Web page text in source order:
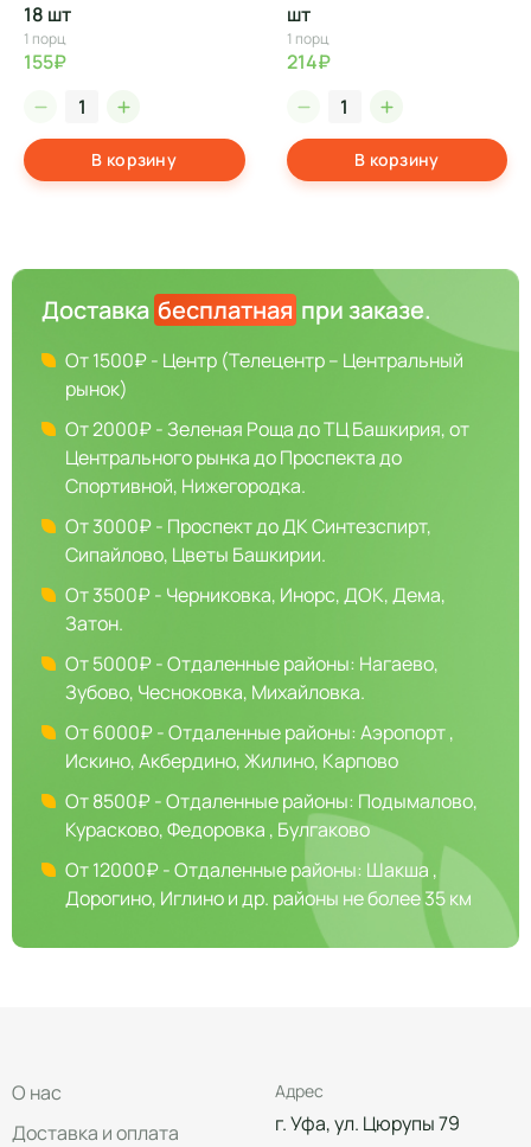
18 шт
1 порц
155₽
В корзину
шт
1 порц
214₽
В корзину
Доставка бесплатная при заказе.
От 1500₽ - Центр (Телецентр – Центральный
рынок)
От 2000₽ - Зеленая Роща до ТЦ Башкирия, от
Центрального рынка до Проспекта до
Спортивной, Нижегородка.
От 3000₽ - Проспект до ДК Синтезспирт,
Сипайлово, Цветы Башкирии.
От 3500₽ - Черниковка, Инорс, ДОК, Дема,
Затон.
От 5000₽ - Отдаленные районы: Нагаево,
Зубово, Чесноковка, Михайловка.
От 6000₽ - Отдаленные районы: Аэропорт ,
Искино, Акбердино, Жилино, Карпово
От 8500₽ - Отдаленные районы: Подымалово,
Курасково, Федоровка , Булгаково
От 12000₽ - Отдаленные районы: Шакша ,
Дорогино, Иглино и др. районы не более 35 км
О нас
Доставка и оплата
Адрес
г. Уфа, ул. Цюрупы 79